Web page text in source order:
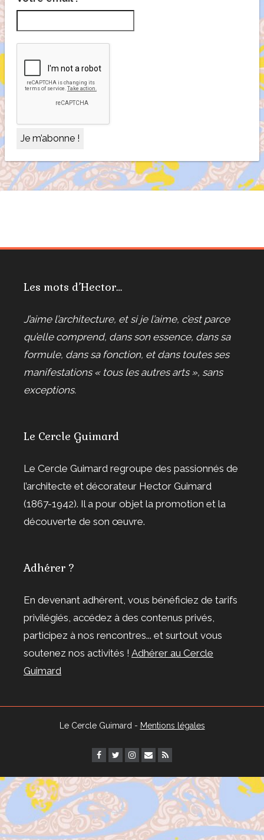
Les mots d’Hector…
J’aime l’architecture, et si je l’aime, c’est parce
qu’elle comprend, dans son essence, dans sa
formule, dans sa fonction, et dans toutes ses
manifestations « tous les autres arts », sans
exceptions.
Le Cercle Guimard
Le Cercle Guimard regroupe des passionnés de
l’architecte et décorateur Hector Guimard
(1867-1942). Il a pour objet la promotion et la
découverte de son œuvre.
Adhérer ?
En devenant adhérent, vous bénéficiez de tarifs
privilégiés, accédez à des contenus privés,
participez à nos rencontres... et surtout vous
soutenez nos activités ! Adhérer au Cercle
Guimard
Le Cercle Guimard - Mentions légales